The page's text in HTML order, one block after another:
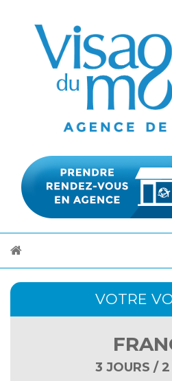
VOTRE
3 JOURS /